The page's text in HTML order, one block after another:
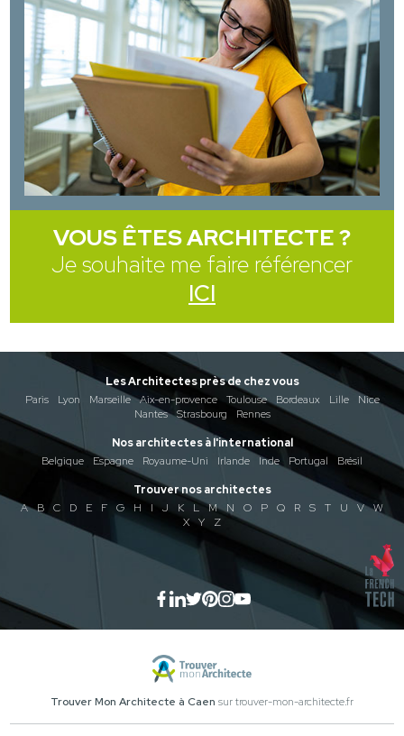
VOUS ÊTES ARCHITECTE ?
Je souhaite me faire référencer
ICI
Les Architectes près de chez vous
Paris
Lyon Marseille Aix-en-provence Toulouse Bordeaux Lille
Nice
Nantes
Strasbourg
Rennes
Nos architectes à l'international
Belgique
Espagne Royaume-Uni Irlande Inde Portugal
Brésil
Trouver nos architectes
A
B C D E F G H I J K L M N O P Q R S T U V
W
X
Y Z
Trouver Mon Architecte à Caen sur trouver-mon-architecte.fr